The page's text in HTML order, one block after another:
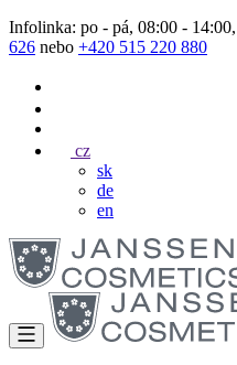
Infolinka: po - pá, 08:00 - 14:00,
626 nebo +420 515 220 880
cz
sk
de
en